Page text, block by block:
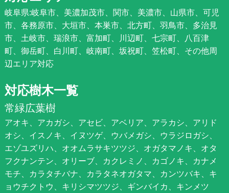
岐阜県:岐阜市、美濃加茂市、関市、美濃市、山県市、可児
市、各務原市、大垣市、本巣市、北方町、羽鳥市、多治見
市、土岐市、瑞浪市、富加町、川辺町、七宗町、八百津
町、御岳町、白川町、岐南町、坂祝町、笠松町、その他周
辺エリア対応
対応樹木一覧
常緑広葉樹
アオキ、アカガシ、アセビ、アベリア、アラカシ、アリド
オシ、イスノキ、イヌツゲ、ウバメガシ、ウラジロガシ、
エゾユズリハ、オオムラサキツツジ、オガタマノキ、オタ
フクナンテン、オリーブ、カクレミノ、カゴノキ、カナメ
モチ、カラタチバナ、カラタネオガタマ、カンツバキ、キ
ョウチクトウ、キリシマツツジ、ギンバイカ、キンメツ